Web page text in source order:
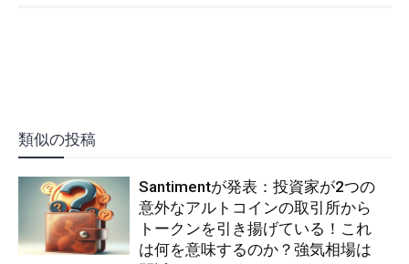
類似の投稿
Santimentが発表：投資家が2つの
意外なアルトコインの取引所から
トークンを引き揚げている！これ
は何を意味するのか？強気相場は